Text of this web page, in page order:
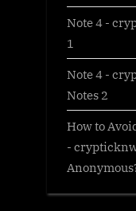
Note 4 -
1
Note 4 -
Notes 2
How to
-